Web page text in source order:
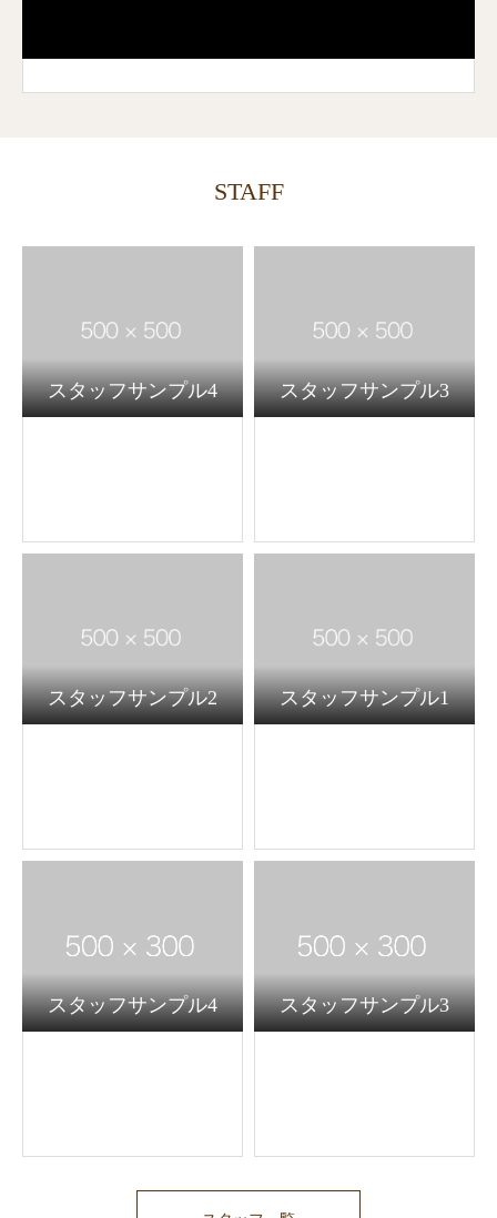
STAFF
スタッフサンプル4 スタッフサンプル3
スタッフサンプル2 スタッフサンプル1
スタッフサンプル4 スタッフサンプル3